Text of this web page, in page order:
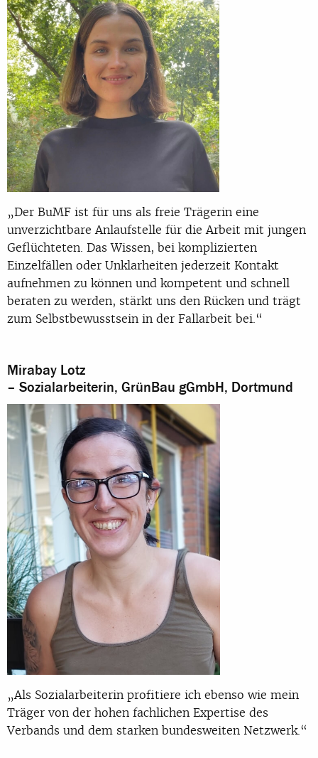
„Der BuMF ist für uns als freie Trägerin eine
unverzichtbare Anlaufstelle für die Arbeit mit jungen
Geflüchteten. Das Wissen, bei komplizierten
Einzelfällen oder Unklarheiten jederzeit Kontakt
aufnehmen zu können und kompetent und schnell
beraten zu werden, stärkt uns den Rücken und trägt
zum Selbstbewusstsein in der Fallarbeit bei.“
Mirabay Lotz
– Sozialarbeiterin, GrünBau gGmbH, Dortmund
„Als Sozialarbeiterin profitiere ich ebenso wie mein
Träger von der hohen fachlichen Expertise des
Verbands und dem starken bundesweiten Netzwerk.“